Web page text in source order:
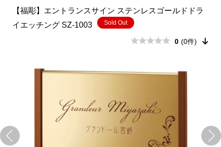
【福彫】エントランスサイン ステンレスゴールドドラ
イエッチング SZ-1003
Sold Out
0 (0件)